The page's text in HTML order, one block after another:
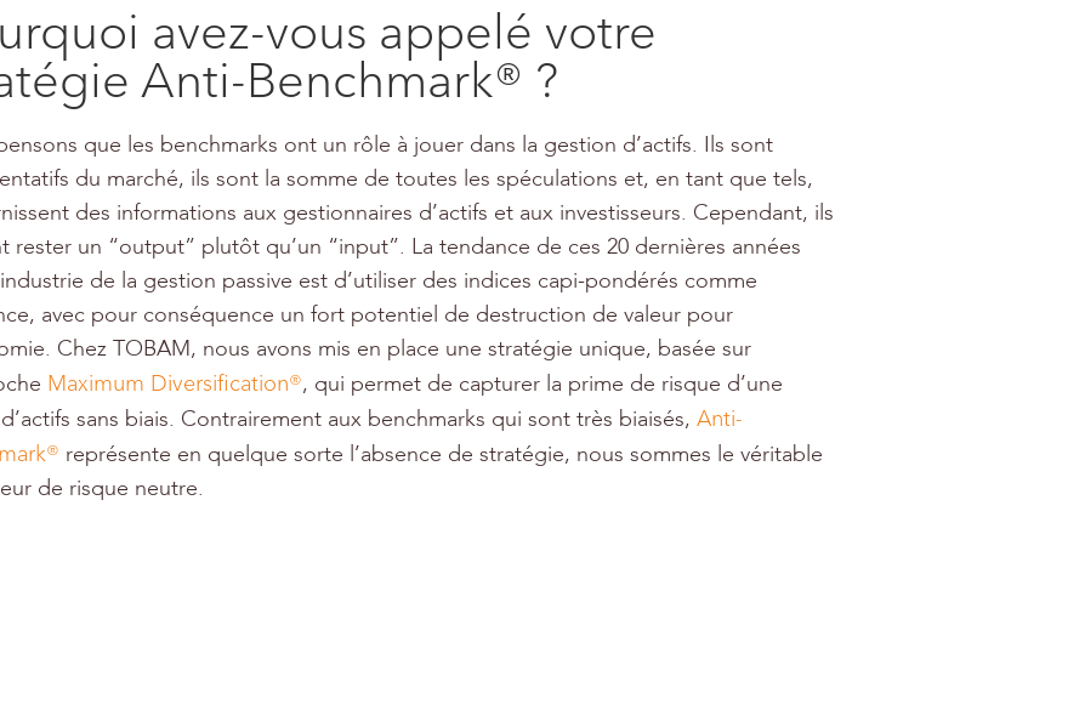
avez-vous appelé votre
Anti-Benchmark® ?
que les benchmarks ont un rôle à jouer dans la gestion d’actifs. Ils sont
du marché, ils sont la somme de toutes les spéculations et, en tant que tels,
des informations aux gestionnaires d’actifs et aux investisseurs. Cependant, ils
rester un “output” plutôt qu’un “input”. La tendance de ces 20 dernières années
de la gestion passive est d’utiliser des indices capi-pondérés comme
avec pour conséquence un fort potentiel de destruction de valeur pour
Chez TOBAM, nous avons mis en place une stratégie unique, basée sur
Maximum Diversification®, qui permet de capturer la prime de risque d’une
sans biais. Contrairement aux benchmarks qui sont très biaisés, Anti-
représente en quelque sorte l’absence de stratégie, nous sommes le véritable
de risque neutre.